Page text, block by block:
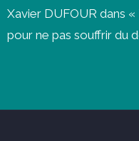
Xavier DUFOUR dans
pour ne pas souffrir du